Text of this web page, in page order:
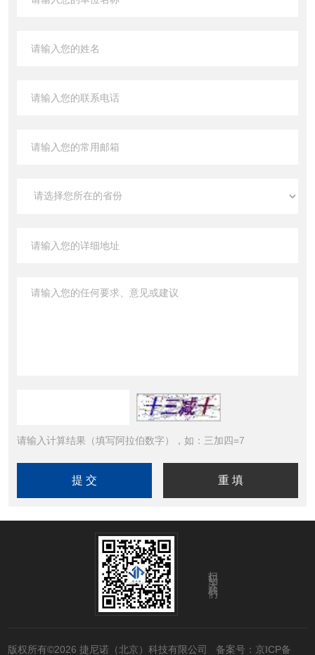
请输入计算结果（填写阿拉伯数字），如：三加四=7
扫码关注我们
版权所有©2026 捷尼诺（北京）科技有限公司 备案号：京ICP备